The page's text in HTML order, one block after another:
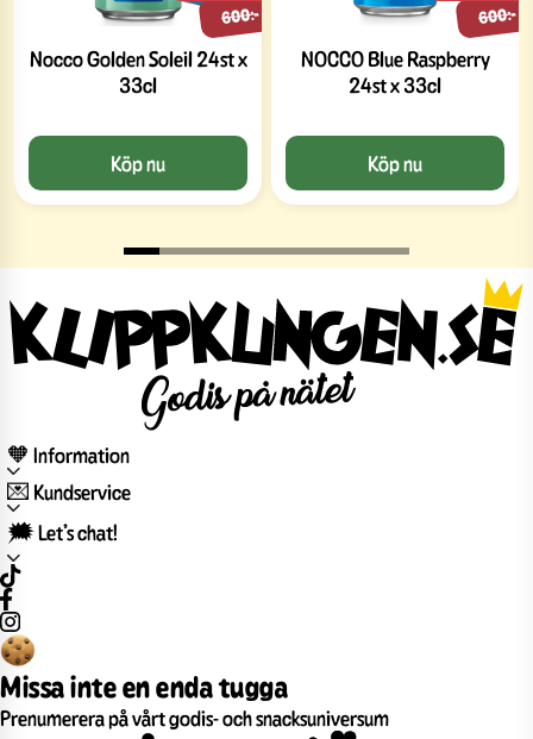
Nocco Golden Soleil 24st x
33cl
600:-
Köp nu
NOCCO Blue Raspberry
24st x 33cl
600:-
Köp nu
🧡 Information
💌 Kundservice
🗯️ Let’s chat!
Missa inte en enda tugga
Prenumerera på vårt godis- och snacksuniversum